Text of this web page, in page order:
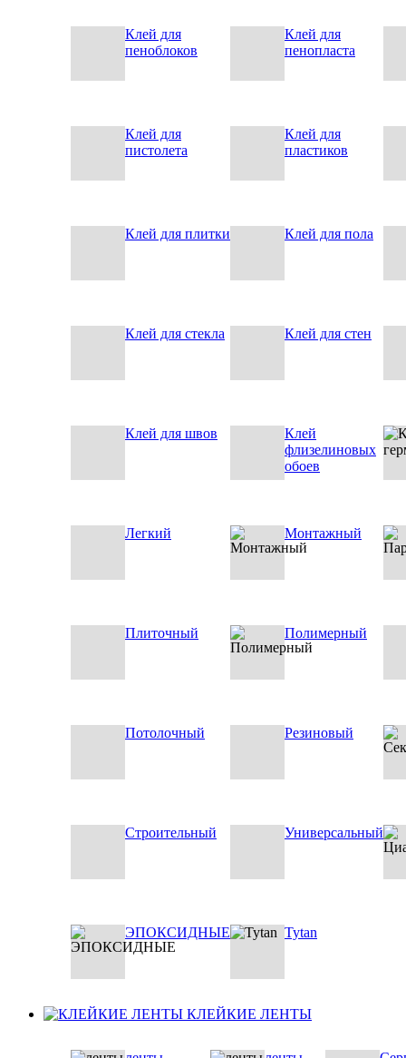
Клей для
пеноблоков
Клей для
пенопласта
Клей для
пистолета
Клей для
пластиков
Клей для плитки Клей для пола
Клей для стекла Клей для стен
Клей для швов
Клей
флизелиновых
обоев
Легкий Монтажный
Плиточный Полимерный
Потолочный Резиновый
Строительный Универсальный
ЭПОКСИДНЫЕ Tytan
КЛЕЙКИЕ ЛЕНТЫ